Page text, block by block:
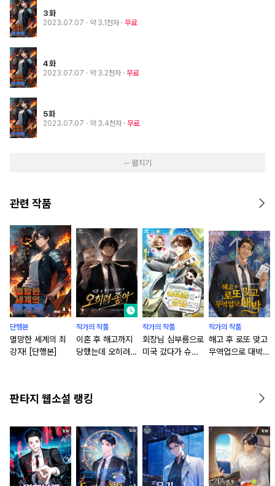
3화
2023.07.07 · 약 3.1천자 무료
4화
2023.07.07 · 약 3.2천자 무료
5화
2023.07.07 · 약 3.4천자 무료
··· 펼치기
관련 작품
단행본
멸망한 세계의 최
강자! [단행본]
작가의 작품
이혼 후 해고까지
당했는데 오히려
작가의 작품
회장님 심부름으로
미국 갔다가 슈퍼
작가의 작품
해고 후 로또 맞고
무역업으로 대박!
판타지 웹소설 랭킹